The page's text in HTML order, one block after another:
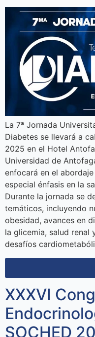
La 7ª Jornada
Diabetes se llevará a
2025 en el Hotel
Universidad de
enfocará en el
especial énfasis en la
Durante la jornada se
temáticos, incluyendo
obesidad, avances en
la glicemia, salud renal
desafíos
XXXVI
SOCHED